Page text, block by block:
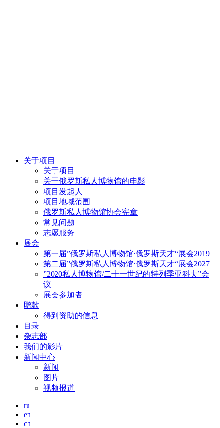
关于项目
关于项目
关于俄罗斯私人博物馆的电影
项目发起人
项目地域范围
俄罗斯私人博物馆协会宪章
常见问题
志愿服务
展会
第一届”俄罗斯私人博物馆·俄罗斯天才“展会2019
第二届”俄罗斯私人博物馆·俄罗斯天才“展会2027
”2020私人博物馆/二十一世纪的特列季亚科夫”会
议
展会参加者
贈款
得到资助的信息
目录
杂志部
我们的影片
新闻中心
新闻
图片
视频报道
ru
en
ch